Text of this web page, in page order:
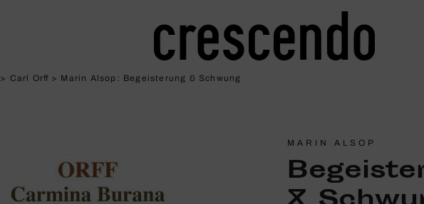
> Carl Orff > Marin Alsop: Begeis­te­rung & Schwung
MARIN ALSOP